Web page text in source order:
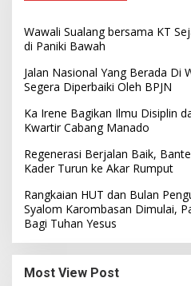
Wawali Sualang bersama KT
di Paniki Bawah
Jalan Nasional Yang Berada Di
Segera Diperbaiki Oleh BPJN
Ka Irene Bagikan Ilmu Disiplin
Kwartir Cabang Manado
Regenerasi Berjalan Baik,
Kader Turun ke Akar Rumput
Rangkaian HUT dan Bulan
Syalom Karombasan Dimulai,
Bagi Tuhan Yesus
Most View Post